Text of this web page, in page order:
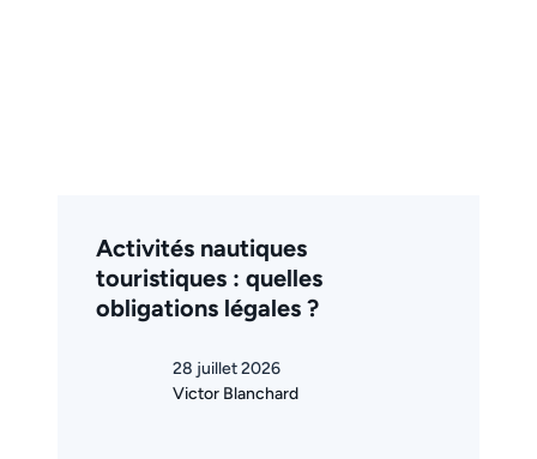
Activités nautiques
touristiques : quelles
obligations légales ?
28 juillet 2026
Victor Blanchard